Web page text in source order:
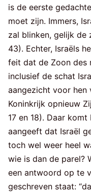
is de eerste
moet zijn. Immers,
zal blinken, gelijk de
43). Echter, Israëls
feit dat de Zoon des
inclusief de schat
aangezicht voor hen
Koninkrijk opnieuw
17 en 18). Daar
aangeeft dat Israël
toch wel weer heel
wie is dan de parel?
een antwoord op te
geschreven staat: